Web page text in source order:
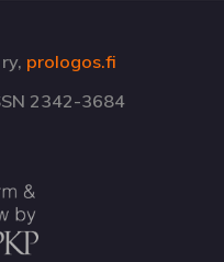
prologos.fi
2342-3684